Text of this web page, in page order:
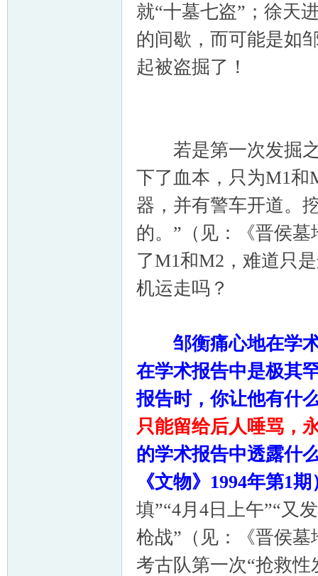
就“十墓七盗”；徐天
的间歇，而可能是如
起被盗掘了！
若是第一次发掘之
下了血本，只为M1和
器，并有警车开道。
的。”（见：《晋侯
了M1和M2 ，难道只
机运走吗？
邹衡痛心地在学
在学术报告中是极其
报告时，你让他有什
只能留给后人唾骂，
的学术报告中透露什
《文物》 1994年第1期
填”“4月 4日上午”“又
枪战”（见：《晋侯
考古队第一次“抢救